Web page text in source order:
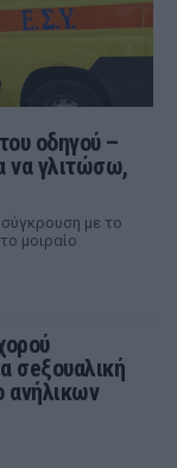
οδηγού –
να γλιτώσω,
με το
μοιραίο
σeξουαλική
ανήλικων